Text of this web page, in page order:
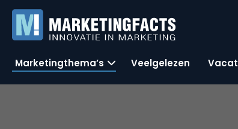
Marketingthema’s Veelgelezen